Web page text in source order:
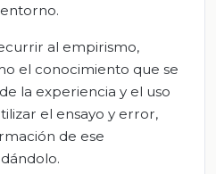
al empirismo,
el conocimiento que se
la experiencia y el uso
el ensayo y error,
de ese